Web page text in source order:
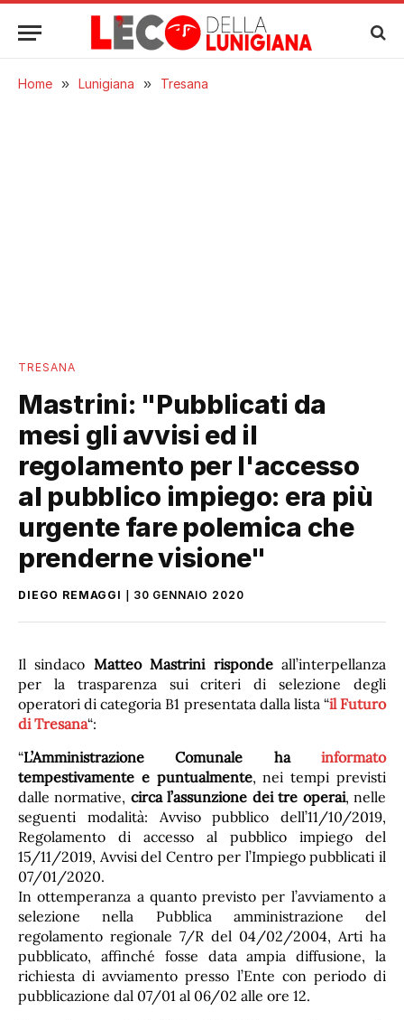
Home » Lunigiana » Tresana
TRESANA
Mastrini: "Pubblicati da
mesi gli avvisi ed il
regolamento per l'accesso
al pubblico impiego: era più
urgente fare polemica che
prenderne visione"
DIEGO REMAGGI 30 GENNAIO 2020
Il sindaco Matteo Mastrini rispondeall’interpellanza
per la trasparenza sui criteri di selezione degli
operatori di categoria B1 presentata dalla lista “il Futuro
di Tresana“:
“L’Amministrazione Comunale ha informato
tempestivamente e puntualmente, nei tempi previsti
dalle normative, circa l’assunzione dei tre operai, nelle
seguenti modalità: Avviso pubblico dell’11/10/2019,
Regolamento di accesso al pubblico impiego del
15/11/2019, Avvisi del Centro per l’Impiego pubblicati il
07/01/2020.
In ottemperanza a quanto previsto per l’avviamento a
selezione nella Pubblica amministrazione del
regolamento regionale 7/R del 04/02/2004, Arti ha
pubblicato, affinché fosse data ampia diffusione, la
richiesta di avviamento presso l’Ente con periodo di
pubblicazione dal 07/01 al 06/02 alle ore 12.